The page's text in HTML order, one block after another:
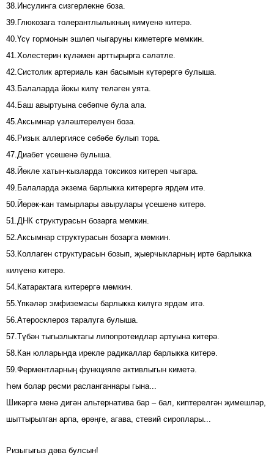
38.Инсулинга сизгерлекне боза.
39.Глюкозага толерантлылыкның кимүенә китерә.
40.Үсү гормонын эшләп чыгаруны киметергә мөмкин.
41.Холестерин күләмен арттырырга сәләтле.
42.Систолик артериаль кан басымын күтәрергә булыша.
43.Балаларда йокы килү теләген уята.
44.Баш авыртуына сәбәпче була ала.
45.Аксымнар үзләштерелүен боза.
46.Ризык аллергиясе сәбәбе булып тора.
47.Диабет үсешенә булыша.
48.Йөкле хатын-кызларда токсикоз китереп чыгара.
49.Балаларда экзема барлыкка китерергә ярдәм итә.
50.Йөрәк-кан тамырлары авырулары үсешенә китерә.
51.ДНК структурасын бозарга мөмкин.
52.Аксымнар структурасын бозарга мөмкин.
53.Коллаген структурасын бозып, җыерчыкларның иртә барлыкка
килүенә китерә.
54.Катарактага китерергә мөмкин.
55.Үпкәләр эмфиземасы барлыкка килүгә ярдәм итә.
56.Атеросклероз таралуга булыша.
57.Түбән тыгызлыктагы липопротеидлар артуына китерә.
58.Кан юлларында ирекле радикаллар барлыкка китерә.
59.Ферментларның функцияле активлыгын киметә.
Һәм болар рәсми расланганнары гына...
Шикәргә менә дигән альтернатива бар – бал, киптерелгән җимешләр,
шыттырылган арпа, өрәңге, агава, стевий сироплары...
Ризыгыгыз дәва булсын!